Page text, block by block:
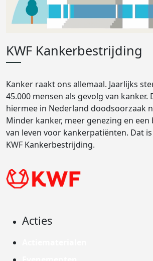
KWF Kankerbestrijding
Kanker raakt ons allemaal. Jaarlijks
45.000 mensen als gevolg van kanker.
hiermee in Nederland doodsoorzaak
Minder kanker, meer genezing en
van leven voor kankerpatiënten. Dat
KWF Kankerbestrijding.
Acties